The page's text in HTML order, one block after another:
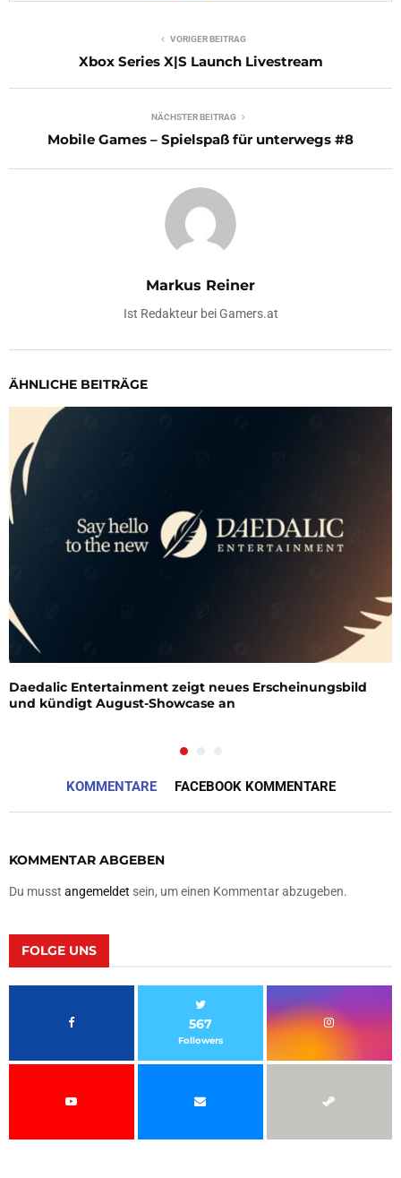
VORIGER BEITRAG
Xbox Series X|S Launch Livestream
NÄCHSTER BEITRAG
Mobile Games – Spielspaß für unterwegs #8
Markus Reiner
Ist Redakteur bei Gamers.at
ÄHNLICHE BEITRÄGE
Daedalic Entertainment zeigt neues Erscheinungsbild
und kündigt August-Showcase an
KOMMENTARE FACEBOOK KOMMENTARE
KOMMENTAR ABGEBEN
Du musst angemeldet sein, um einen Kommentar abzugeben.
FOLGE UNS
567
Followers